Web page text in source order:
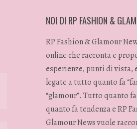
NOI DI RP FASHION &
RP Fashion & Glamour
online che racconta e
esperienze, punti di vista,
legate a tutto quanto fa
“glamour”. Tutto quanto
quanto fa tendenza e RP
Glamour News vuole